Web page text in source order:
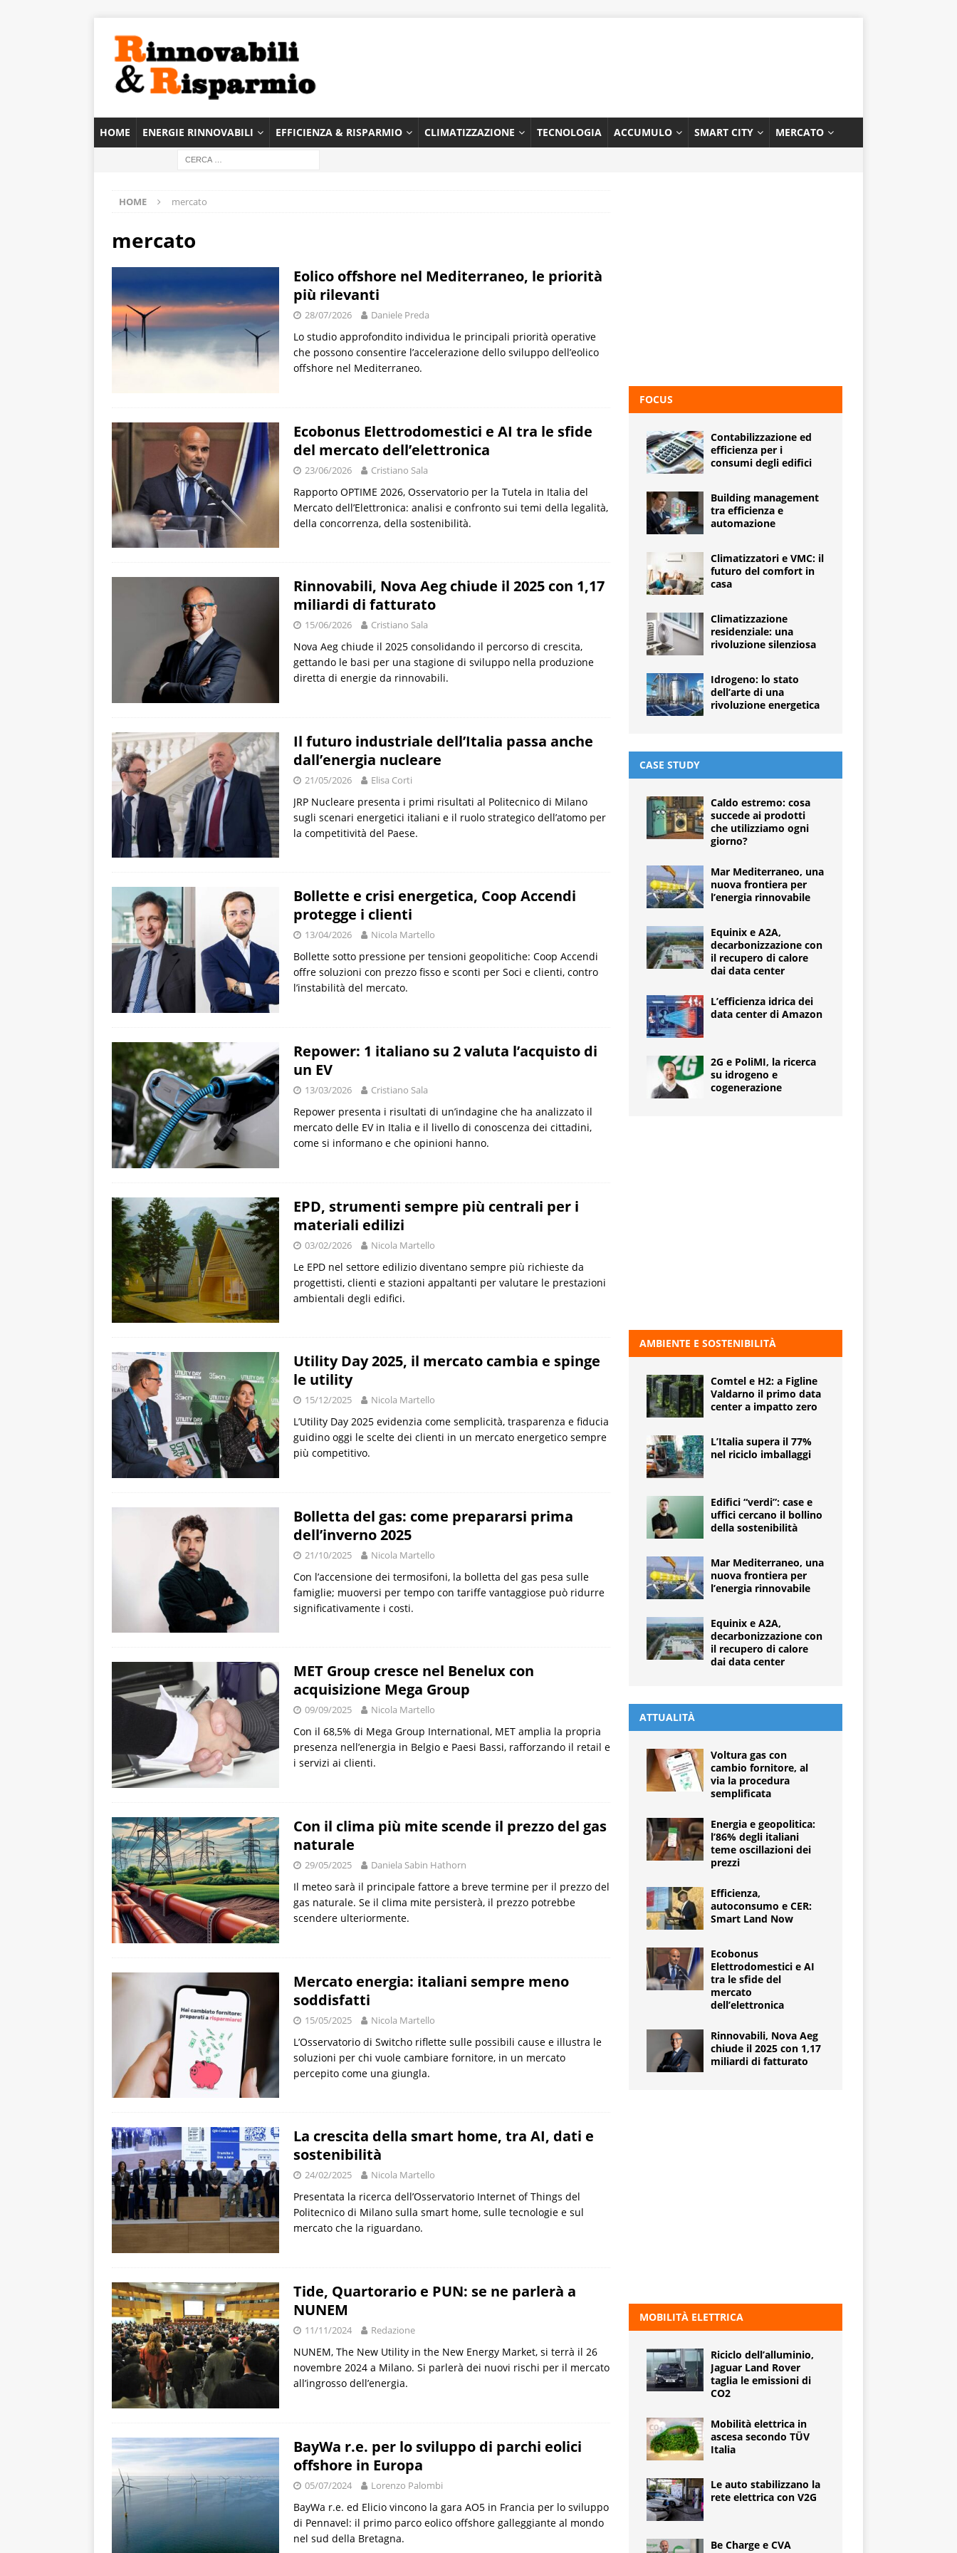
HOME ENERGIE RINNOVABILI EFFICIENZA & RISPARMIO CLIMATIZZAZIONE TECNOLOGIA ACCUMULO SMART CITY MERCATO
HOME mercato
mercato
Eolico offshore nel Mediterraneo, le priorità
più rilevanti
28/07/2026 Daniele Preda
Lo studio approfondito individua le principali priorità operative
che possono consentire l’accelerazione dello sviluppo dell’eolico
offshore nel Mediterraneo.
Ecobonus Elettrodomestici e AI tra le sfide
del mercato dell’elettronica
23/06/2026 Cristiano Sala
Rapporto OPTIME 2026, Osservatorio per la Tutela in Italia del
Mercato dell’Elettronica: analisi e confronto sui temi della legalità,
della concorrenza, della sostenibilità.
Rinnovabili, Nova Aeg chiude il 2025 con 1,17
miliardi di fatturato
15/06/2026 Cristiano Sala
Nova Aeg chiude il 2025 consolidando il percorso di crescita,
gettando le basi per una stagione di sviluppo nella produzione
diretta di energie da rinnovabili.
Il futuro industriale dell’Italia passa anche
dall’energia nucleare
21/05/2026 Elisa Corti
JRP Nucleare presenta i primi risultati al Politecnico di Milano
sugli scenari energetici italiani e il ruolo strategico dell’atomo per
la competitività del Paese.
Bollette e crisi energetica, Coop Accendi
protegge i clienti
13/04/2026 Nicola Martello
Bollette sotto pressione per tensioni geopolitiche: Coop Accendi
offre soluzioni con prezzo fisso e sconti per Soci e clienti, contro
l’instabilità del mercato.
Repower: 1 italiano su 2 valuta l’acquisto di
un EV
13/03/2026 Cristiano Sala
Repower presenta i risultati di un’indagine che ha analizzato il
mercato delle EV in Italia e il livello di conoscenza dei cittadini,
come si informano e che opinioni hanno.
EPD, strumenti sempre più centrali per i
materiali edilizi
03/02/2026 Nicola Martello
Le EPD nel settore edilizio diventano sempre più richieste da
progettisti, clienti e stazioni appaltanti per valutare le prestazioni
ambientali degli edifici.
Utility Day 2025, il mercato cambia e spinge
le utility
15/12/2025 Nicola Martello
L’Utility Day 2025 evidenzia come semplicità, trasparenza e fiducia
guidino oggi le scelte dei clienti in un mercato energetico sempre
più competitivo.
Bolletta del gas: come prepararsi prima
dell’inverno 2025
21/10/2025 Nicola Martello
Con l’accensione dei termosifoni, la bolletta del gas pesa sulle
famiglie; muoversi per tempo con tariffe vantaggiose può ridurre
significativamente i costi.
MET Group cresce nel Benelux con
acquisizione Mega Group
09/09/2025 Nicola Martello
Con il 68,5% di Mega Group International, MET amplia la propria
presenza nell’energia in Belgio e Paesi Bassi, rafforzando il retail e
i servizi ai clienti.
Con il clima più mite scende il prezzo del gas
naturale
29/05/2025 Daniela Sabin Hathorn
Il meteo sarà il principale fattore a breve termine per il prezzo del
gas naturale. Se il clima mite persisterà, il prezzo potrebbe
scendere ulteriormente.
Mercato energia: italiani sempre meno
soddisfatti
15/05/2025 Nicola Martello
L’Osservatorio di Switcho riflette sulle possibili cause e illustra le
soluzioni per chi vuole cambiare fornitore, in un mercato
percepito come una giungla.
La crescita della smart home, tra AI, dati e
sostenibilità
24/02/2025 Nicola Martello
Presentata la ricerca dell’Osservatorio Internet of Things del
Politecnico di Milano sulla smart home, sulle tecnologie e sul
mercato che la riguardano.
Tide, Quartorario e PUN: se ne parlerà a
NUNEM
11/11/2024 Redazione
NUNEM, The New Utility in the New Energy Market, si terrà il 26
novembre 2024 a Milano. Si parlerà dei nuovi rischi per il mercato
all’ingrosso dell’energia.
BayWa r.e. per lo sviluppo di parchi eolici
offshore in Europa
05/07/2024 Lorenzo Palombi
BayWa r.e. ed Elicio vincono la gara AO5 in Francia per lo sviluppo
di Pennavel: il primo parco eolico offshore galleggiante al mondo
nel sud della Bretagna.
FOCUS
Contabilizzazione ed
efficienza per i
consumi degli edifici
Building management
tra efficienza e
automazione
Climatizzatori e VMC: il
futuro del comfort in
casa
Climatizzazione
residenziale: una
rivoluzione silenziosa
Idrogeno: lo stato
dell’arte di una
rivoluzione energetica
CASE STUDY
Caldo estremo: cosa
succede ai prodotti
che utilizziamo ogni
giorno?
Mar Mediterraneo, una
nuova frontiera per
l’energia rinnovabile
Equinix e A2A,
decarbonizzazione con
il recupero di calore
dai data center
L’efficienza idrica dei
data center di Amazon
2G e PoliMI, la ricerca
su idrogeno e
cogenerazione
AMBIENTE E SOSTENIBILITÀ
Comtel e H2: a Figline
Valdarno il primo data
center a impatto zero
L’Italia supera il 77%
nel riciclo imballaggi
Edifici “verdi”: case e
uffici cercano il bollino
della sostenibilità
Mar Mediterraneo, una
nuova frontiera per
l’energia rinnovabile
Equinix e A2A,
decarbonizzazione con
il recupero di calore
dai data center
ATTUALITÀ
Voltura gas con
cambio fornitore, al
via la procedura
semplificata
Energia e geopolitica:
l’86% degli italiani
teme oscillazioni dei
prezzi
Efficienza,
autoconsumo e CER:
Smart Land Now
Ecobonus
Elettrodomestici e AI
tra le sfide del
mercato
dell’elettronica
Rinnovabili, Nova Aeg
chiude il 2025 con 1,17
miliardi di fatturato
MOBILITÀ ELETTRICA
Riciclo dell’alluminio,
Jaguar Land Rover
taglia le emissioni di
CO2
Mobilità elettrica in
ascesa secondo TÜV
Italia
Le auto stabilizzano la
rete elettrica con V2G
Be Charge e CVA